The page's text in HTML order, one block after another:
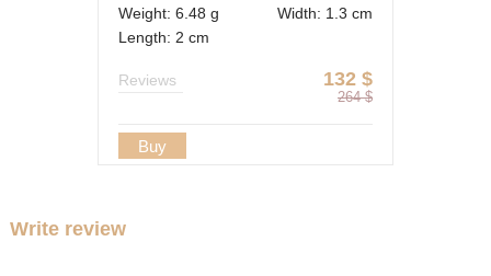
Weight: 6.48 g
Width: 1.3 cm
Length: 2 cm
132 $
264 $
Reviews
Buy
Write review